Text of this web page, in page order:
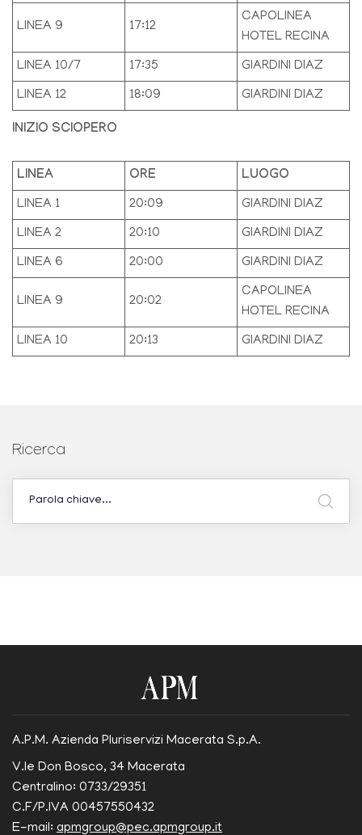
LINEA 9 17:12
CAPOLINEA
HOTEL RECINA
LINEA 10/7
17:35
GIARDINI DIAZ
LINEA 12
18:09 GIARDINI DIAZ
INIZIO SCIOPERO
LINEA ORE LUOGO
LINEA 1 20:09
GIARDINI DIAZ
LINEA 2
20:10
GIARDINI DIAZ
LINEA 6
20:00 GIARDINI DIAZ
LINEA 9 20:02
CAPOLINEA
HOTEL RECINA
LINEA 10
20:13 GIARDINI DIAZ
Ricerca
A.P.M. Azienda Pluriservizi Macerata S.p.A.
V.le Don Bosco, 34 Macerata
Centralino: 0733/29351
C.F/P.IVA 00457550432
E-mail: apmgroup@pec.apmgroup.it